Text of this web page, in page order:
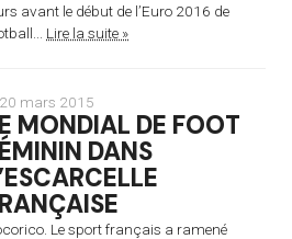
avant le début de l’Euro 2016 de
Lire la suite »
mars 2015
MONDIAL DE FOOT
DANS
Le sport français a ramené